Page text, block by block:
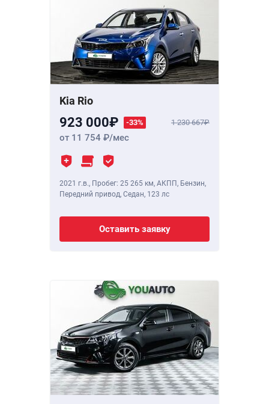
Kia Rio
923 000 -33% 1 230 667
от 11 754 /мес
2021 г.в., Пробег: 25 265 км, АКПП, Бензин,
Передний привод, Седан, 123 лс
Оставить заявку